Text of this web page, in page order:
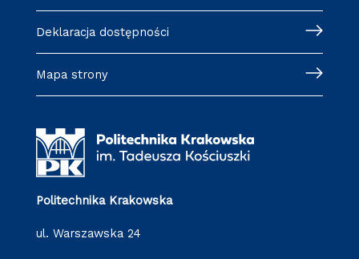
Deklaracja dostępności
Mapa strony
Politechnika Krakowska
ul. Warszawska 24